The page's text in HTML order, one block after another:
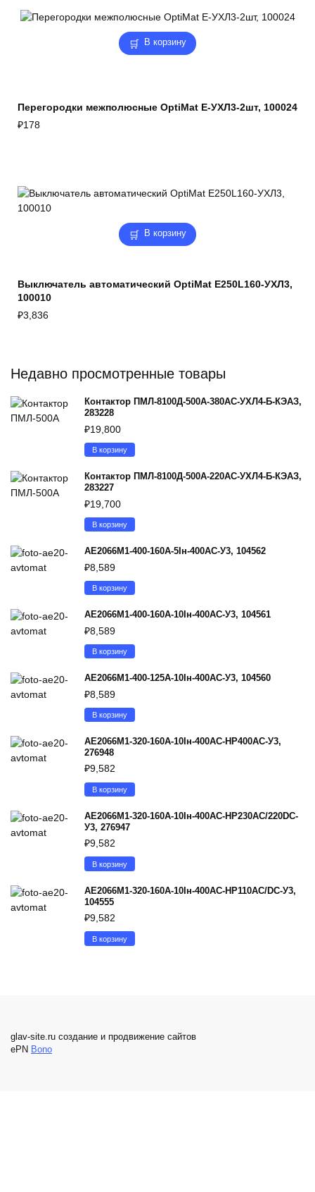
В корзину
Перегородки межполюсные OptiMat E-УХЛ3-2шт, 100024
₽178
В корзину
Выключатель автоматический OptiMat E250L160-УХЛ3,
100010
₽3,836
Недавно просмотренные товары
Контактор ПМЛ-8100Д-500А-380AC-УХЛ4-Б-КЭАЗ,
283228
₽19,800
В корзину
Контактор ПМЛ-8100Д-500А-220AC-УХЛ4-Б-КЭАЗ,
283227
₽19,700
В корзину
АЕ2066М1-400-160А-5Iн-400AC-У3, 104562
₽8,589
В корзину
АЕ2066М1-400-160А-10Iн-400AC-У3, 104561
₽8,589
В корзину
АЕ2066М1-400-125А-10Iн-400AC-У3, 104560
₽8,589
В корзину
АЕ2066М1-320-160А-10Iн-400AC-НР400AC-У3,
276948
₽9,582
В корзину
АЕ2066М1-320-160А-10Iн-400AC-НР230AC/220DC-
У3, 276947
₽9,582
В корзину
АЕ2066М1-320-160А-10Iн-400AC-НР110AC/DC-У3,
104555
₽9,582
В корзину
glav-site.ru создание и продвижение сайтов
ePN Bono